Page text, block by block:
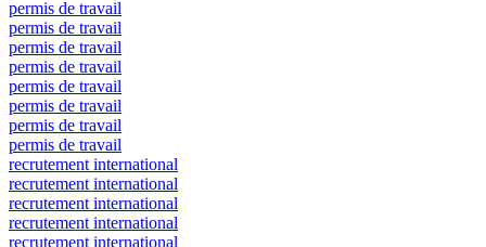
permis de travail
permis de travail
permis de travail
permis de travail
permis de travail
permis de travail
permis de travail
permis de travail
recrutement international
recrutement international
recrutement international
recrutement international
recrutement international